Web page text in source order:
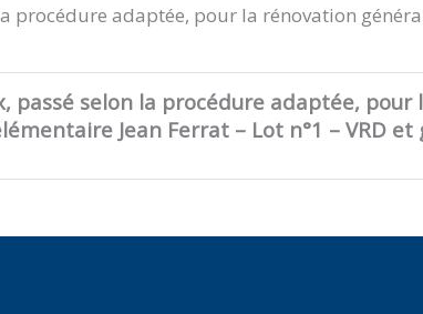
procédure adaptée, pour la rénovation
Jean Ferrat – Lot n°1 – VRD et